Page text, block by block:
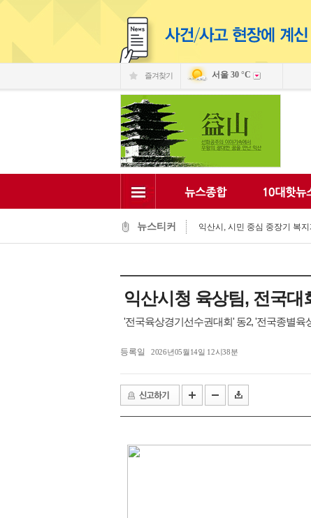
즐겨찾기 서울 30 °C
뉴스티커
익산 민-관, K-문화도시 도약 '
익산, 머무는 농촌 관광으로
익산시립예술단, '예술아, 놀자'
익산시, 고립가구 발굴·지원
전북은행, 익산 취약계층의 시
익산시청 육상팀, 전국대
'전국육상경기선수권대회' 동2, '전국종별육
등록일 2026년05월14일 12시38분